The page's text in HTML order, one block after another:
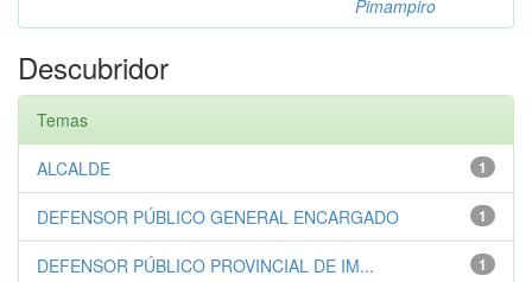
Pimampiro
Descubridor
Temas
1
ALCALDE
1
DEFENSOR PÚBLICO GENERAL ENCARGADO
1
DEFENSOR PÚBLICO PROVINCIAL DE IM...